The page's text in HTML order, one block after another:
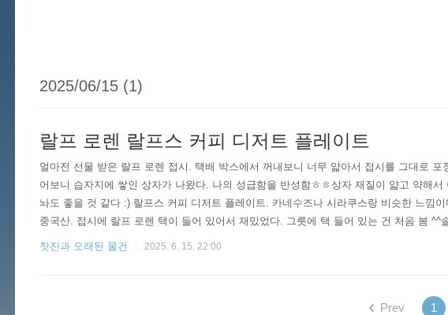
2025/06/15 (1)
랄프 로렌 랄프스 커피 디저트 플레이트
얼마전 선물 받은 랄프 로렌 접시. 택배 박스에서 꺼내보니 너무 얇아서 접시를 그대로
어보니 습자지에 쌓인 상자가 나왔다. 나의 성급함을 반성함ㅎㅎ상자 재질이 얇고 약해
놔도 좋을 것 같다 :) 랄프스 커피 디저트 플레이트. 카네수즈나 시라쿠스랑 비슷한 느낌
중국산. 접시에 랄프 로렌 택이 들어 있어서 재밌었다. 그릇에 택 들어 있는 건 처음 봄 ^^
듯 카네수즈나 시라쿠스로 충분히 대체 가능) 선물로 받아서 매우 즐겁고 기뻤다. 오래오래
찻잔과 오래된 물건 2025. 6. 15. 22:00
Prev 1